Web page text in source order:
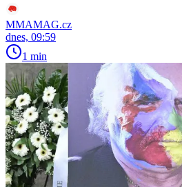
MMAMAG.cz
dnes, 09:59
1 min